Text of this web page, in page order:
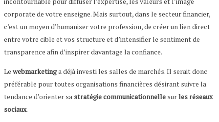
corporate de votre enseigne. Mais surtout, dans le secteur financier,
c’est un moyen d’humaniser votre profession, de créer un lien direct
entre votre cible et vos structure et d’intensifier le sentiment de
transparence afin d’inspirer davantage la confiance.
Le webmarketinga déjà investi les salles de marchés. Il serait donc
préférable pour toutes organisations financières désirant suivre la
tendance d’orienter sa stratégie communicationnelle surles réseaux
sociaux.